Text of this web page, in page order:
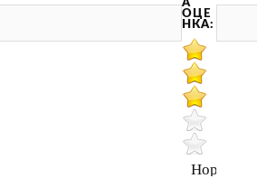
А
ОЦЕ
НКА:
Нормально